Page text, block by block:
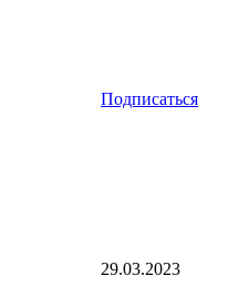
Подписаться
29.03.2023